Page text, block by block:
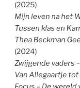
(2025)
Mijn leven na het
Tussen klas en
Thea Beckman
(2024)
Zwijgende vaders
Van Allegaartje tot